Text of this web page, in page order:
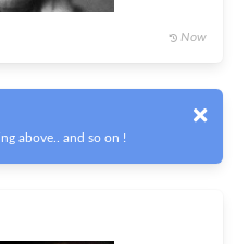
Now
above.. and so on !